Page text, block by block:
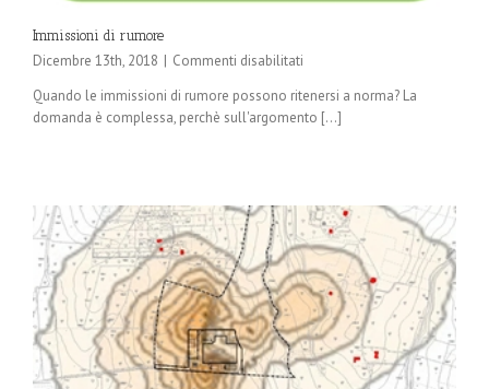
Immissioni di rumore
Dicembre 13th, 2018 | Commenti disabilitati
di
rumore
Quando le immissioni di rumore possono ritenersi a norma? La
domanda è complessa, perchè sull'argomento [...]